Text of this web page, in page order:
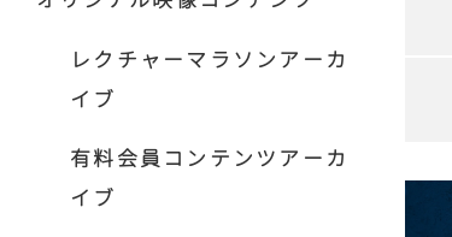
レクチャーマラソンアーカ
イブ
有料会員コンテンツアーカ
イブ